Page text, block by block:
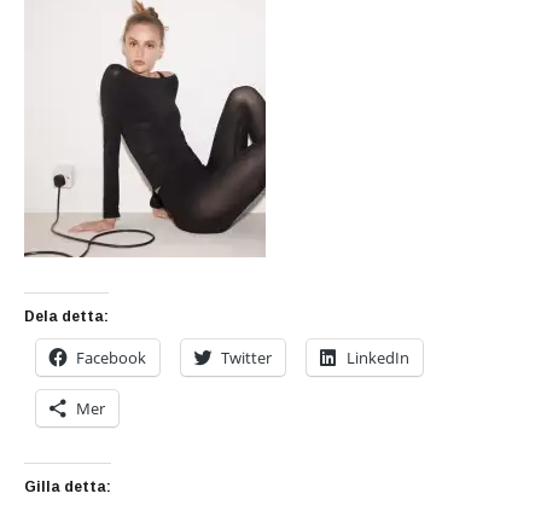
Dela detta:
Facebook Twitter LinkedIn
Mer
Gilla detta: